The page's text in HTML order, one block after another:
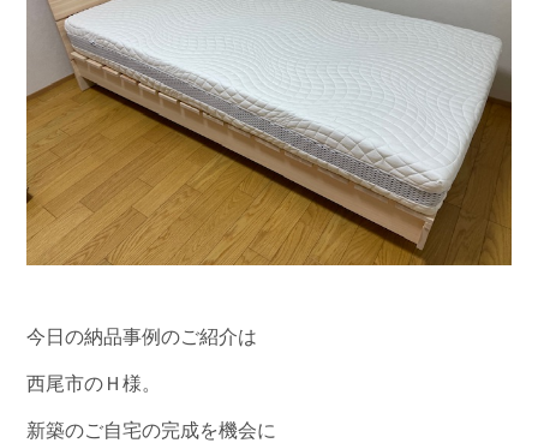
今日の納品事例のご紹介は
西尾市のＨ様。
新築のご自宅の完成を機会に